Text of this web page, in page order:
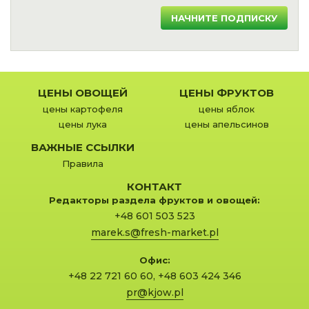
НАЧНИТЕ ПОДПИСКУ
ЦЕНЫ ОВОЩЕЙ
цены картофеля
цены лука
ЦЕНЫ ФРУКТОВ
цены яблок
цены апельсинов
ВАЖНЫЕ ССЫЛКИ
Правила
КОНТАКТ
Редакторы раздела фруктов и овощей:
+48 601 503 523
marek.s@fresh-market.pl
Офис:
+48 22 721 60 60, +48 603 424 346
pr@kjow.pl